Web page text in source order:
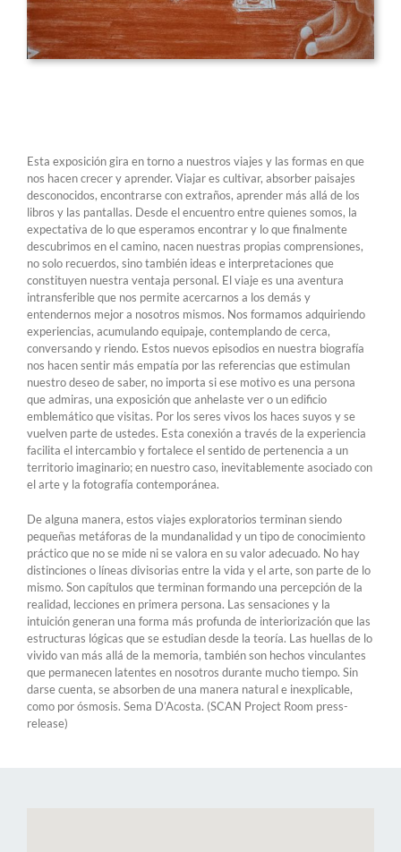
Esta exposición gira en torno a nuestros viajes y las formas en que
nos hacen crecer y aprender. Viajar es cultivar, absorber paisajes
desconocidos, encontrarse con extraños, aprender más allá de los
libros y las pantallas. Desde el encuentro entre quienes somos, la
expectativa de lo que esperamos encontrar y lo que finalmente
descubrimos en el camino, nacen nuestras propias comprensiones,
no solo recuerdos, sino también ideas e interpretaciones que
constituyen nuestra ventaja personal. El viaje es una aventura
intransferible que nos permite acercarnos a los demás y
entendernos mejor a nosotros mismos. Nos formamos adquiriendo
experiencias, acumulando equipaje, contemplando de cerca,
conversando y riendo. Estos nuevos episodios en nuestra biografía
nos hacen sentir más empatía por las referencias que estimulan
nuestro deseo de saber, no importa si ese motivo es una persona
que admiras, una exposición que anhelaste ver o un edificio
emblemático que visitas. Por los seres vivos los haces suyos y se
vuelven parte de ustedes. Esta conexión a través de la experiencia
facilita el intercambio y fortalece el sentido de pertenencia a un
territorio imaginario; en nuestro caso, inevitablemente asociado con
el arte y la fotografía contemporánea.
De alguna manera, estos viajes exploratorios terminan siendo
pequeñas metáforas de la mundanalidad y un tipo de conocimiento
práctico que no se mide ni se valora en su valor adecuado. No hay
distinciones o líneas divisorias entre la vida y el arte, son parte de lo
mismo. Son capítulos que terminan formando una percepción de la
realidad, lecciones en primera persona. Las sensaciones y la
intuición generan una forma más profunda de interiorización que las
estructuras lógicas que se estudian desde la teoría. Las huellas de lo
vivido van más allá de la memoria, también son hechos vinculantes
que permanecen latentes en nosotros durante mucho tiempo. Sin
darse cuenta, se absorben de una manera natural e inexplicable,
como por ósmosis. Sema D’Acosta. (SCAN Project Room press-
release)